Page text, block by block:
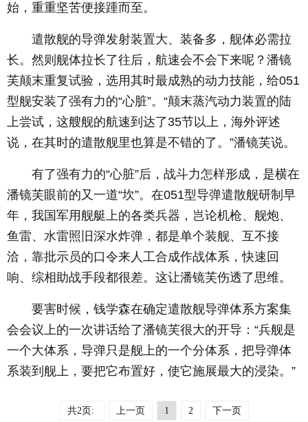
始，重重坚苦便接踵而至。
遣散舰的导弹发射装置大、装备多，舰体必需拉
长。然则舰体拉长了往后，航速会不会下来呢？潘镜
芙颠末重复试验，选用其时最成熟的动力技能，给051
型舰安装了强有力的“心脏”。“颠末蒸汽动力装置的陆
上尝试，这艘舰的航速到达了35节以上，海外评述
说，在其时的遣散舰里也算是不错的了。”潘镜芙说。
有了强有力的“心脏”后，战斗力怎样形成，是横在
潘镜芙眼前的又一道“坎”。在051型导弹遣散舰研制早
年，我国军用舰艇上的各类兵器，岂论机枪、舰炮、
鱼雷、水雷照旧深水炸弹，都是单个装舰、互不接
洽，靠批示员的口令来人工合成作战体系，快速回
响、综相助战手段都很差。这让潘镜芙伤透了思维。
要害时候，钱学森在确定遣散舰导弹体系方案集
会会议上的一次讲话给了潘镜芙很大的开导：“兵舰是
一个大体系，导弹只是舰上的一个分体系，把导弹体
系装到舰上，要把它布置好，使它施展最大的浸染。”
共2页: 上一页 1 2 下一页